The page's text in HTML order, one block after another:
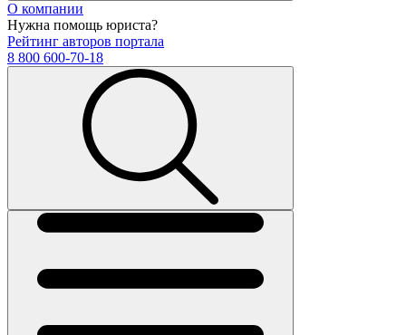
О компании
Нужна помощь юриста?
Рейтинг авторов портала
8 800 600-70-18